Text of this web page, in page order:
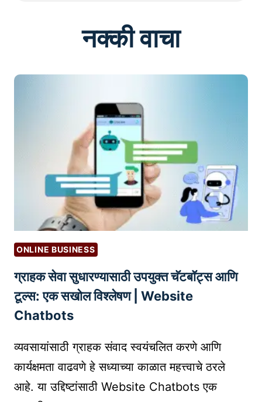
नक्की वाचा
ONLINE BUSINESS
ग्राहक सेवा सुधारण्यासाठी उपयुक्त चॅटबॉट्स आणि
टूल्स: एक सखोल विश्लेषण | Website
Chatbots
व्यवसायांसाठी ग्राहक संवाद स्वयंचलित करणे आणि
कार्यक्षमता वाढवणे हे सध्याच्या काळात महत्त्वाचे ठरले
आहे. या उद्दिष्टांसाठी Website Chatbots एक